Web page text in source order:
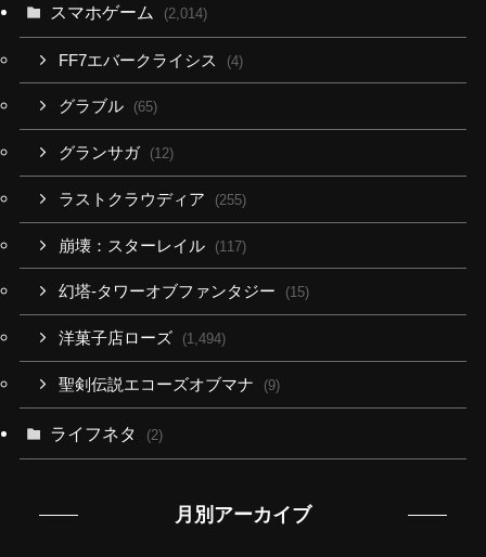
スマホゲーム (2,014)
FF7エバークライシス (4)
グラブル (65)
グランサガ (12)
ラストクラウディア (255)
崩壊：スターレイル (117)
幻塔-タワーオブファンタジー (15)
洋菓子店ローズ (1,494)
聖剣伝説エコーズオブマナ (9)
ライフネタ (2)
月別アーカイブ